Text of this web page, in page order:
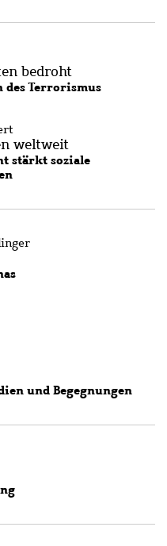
bedroht
des Terrorismus
weltweit
stärkt soziale
und Begegnungen